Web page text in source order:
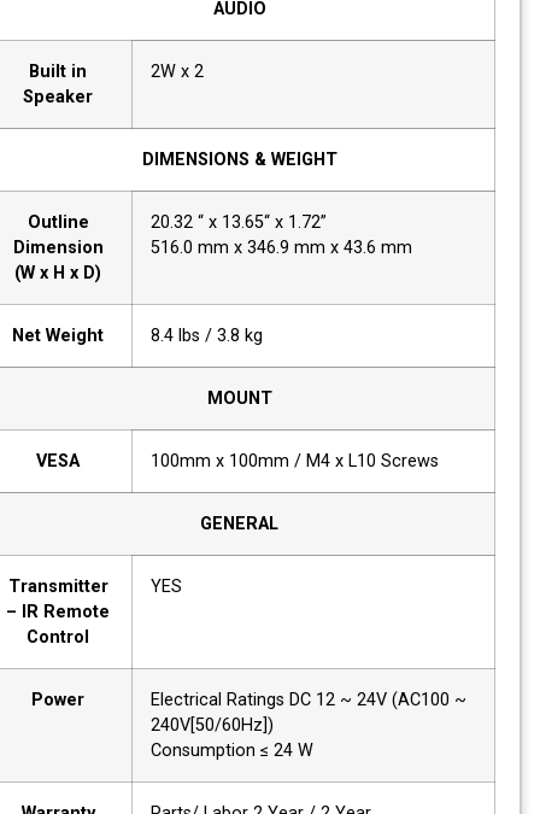
AUDIO
Built in
Speaker
2W x 2
DIMENSIONS & WEIGHT
Outline
Dimension
(W x H x D)
20.32 “ x 13.65“ x 1.72”
516.0 mm x 346.9 mm x 43.6 mm
Net Weight 8.4 lbs / 3.8 kg
MOUNT
VESA 100mm x 100mm / M4 x L10 Screws
GENERAL
Transmitter
– IR Remote
Control
YES
Power
Electrical Ratings DC 12 ~ 24V (AC100 ~
240V[50/60Hz])
Consumption ≤ 24 W